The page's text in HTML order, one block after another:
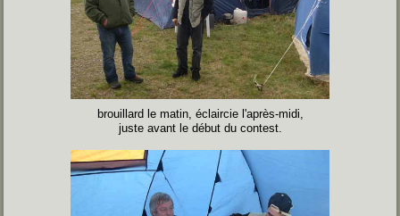
brouillard le matin, éclaircie l'après-midi,
juste avant le début du contest.